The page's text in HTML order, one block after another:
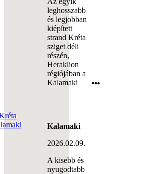
A kisebb és
nyugodtabb
nyaralóhelyek
közé tartozó
Kalamaki
(Καλαμάκι)
Kréta
szigetének
középső
részén,
Kokkini Hani
2026.02.09.